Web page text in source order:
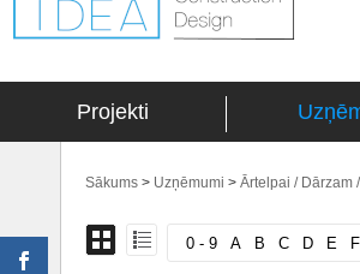
Projekti
Sākums > Uzņēmumi > Ārtelpai / Dārzam
0 - 9 A B C D E F